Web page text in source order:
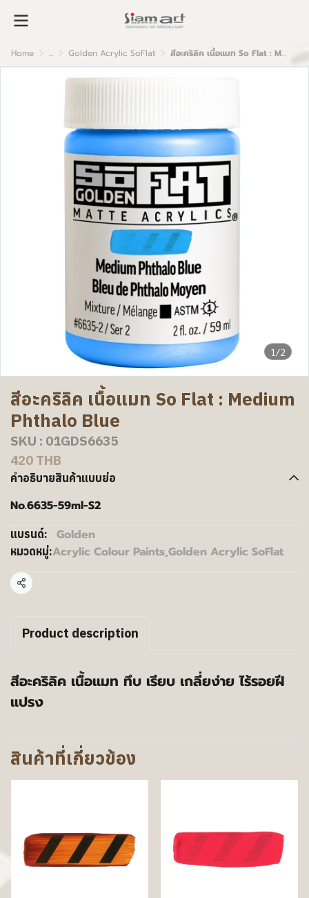
Home ... Golden Acrylic SoFlat สีอะคริลิค เนื้อแมท So Flat : Medium Phthalo Blue
1/2
สีอะคริลิค เนื้อแมท So Flat : Medium
Phthalo Blue
SKU : 01GDS6635
420 THB
คำอธิบายสินค้าแบบย่อ
No.6635-59ml-S2
แบรนด์: Golden
หมวดหมู่:Acrylic Colour Paints,Golden Acrylic SoFlat
แชร์
Product description
สีอะคริลิค เนื้อแมท ทึบ เรียบ เกลี่ยง่าย ไร้รอยฝี
แปรง
สินค้าที่เกี่ยวข้อง